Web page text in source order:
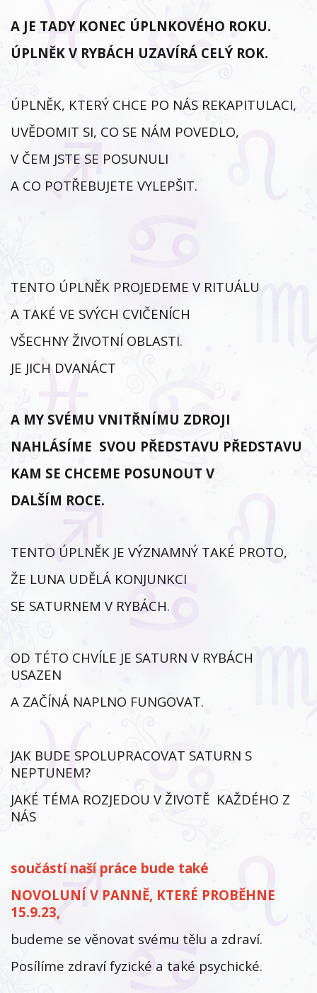
A JE TADY KONEC ÚPLNKOVÉHO ROKU.
ÚPLNĚK V RYBÁCH UZAVÍRÁ CELÝ ROK.
ÚPLNĚK, KTERÝ CHCE PO NÁS REKAPITULACI,
UVĚDOMIT SI, CO SE NÁM POVEDLO,
V ČEM JSTE SE POSUNULI
A CO POTŘEBUJETE VYLEPŠIT.
TENTO ÚPLNĚK PROJEDEME V RITUÁLU
A TAKÉ VE SVÝCH CVIČENÍCH
VŠECHNY ŽIVOTNÍ OBLASTI.
JE JICH DVANÁCT
A MY SVÉMU VNITŘNÍMU ZDROJI
NAHLÁSÍME SVOU PŘEDSTAVU PŘEDSTAVU
KAM SE CHCEME POSUNOUT V
DALŠÍM ROCE.
TENTO ÚPLNĚK JE VÝZNAMNÝ TAKÉ PROTO,
ŽE LUNA UDĚLÁ KONJUNKCI
SE SATURNEM V RYBÁCH.
OD TÉTO CHVÍLE JE SATURN V RYBÁCH
USAZEN
A ZAČÍNÁ NAPLNO FUNGOVAT.
JAK BUDE SPOLUPRACOVAT SATURN S
NEPTUNEM?
JAKÉ TÉMA ROZJEDOU V ŽIVOTĚ KAŽDÉHO Z
NÁS
součástí naší práce bude také
NOVOLUNÍ V PANNĚ, KTERÉ PROBĚHNE
15.9.23,
budeme se věnovat svému tělu a zdraví.
Posílíme zdraví fyzické a také psychické.